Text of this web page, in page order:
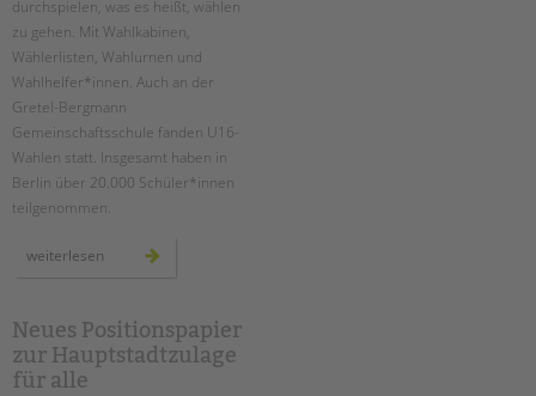
durchspielen, was es heißt, wählen
zu gehen. Mit Wahlkabinen,
Wählerlisten, Wahlurnen und
Wahlhelfer*innen. Auch an der
Gretel-Bergmann
Gemeinschaftsschule fanden U16-
Wahlen statt. Insgesamt haben in
Berlin über 20.000 Schüler*innen
teilgenommen.
weiterlesen
europawahl
am
schloss
Neues Positionspapier
zur Hauptstadtzulage
für alle